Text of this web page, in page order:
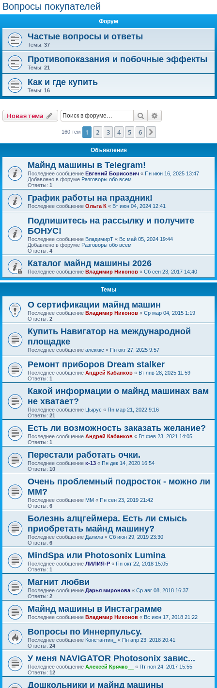
Вопросы покупателей
Форум
Частые вопросы и ответы
Темы: 37
Противопоказания и побочные эффекты
Темы: 21
Как и где купить
Темы: 16
Новая тема Поиск
160 тем 1 2 3 4 5 6
Объявления
Майнд машины в Telegram!
Последнее сообщение Евгений Борисович « Пн июн 16, 2025 13:47
Добавлено в форуме Разговоры обо всем
Ответы: 1
График работы на праздник!
Последнее сообщение Ольга К « Вт июн 04, 2024 12:41
Подпишитесь на рассылку и получите
БОНУС!
Последнее сообщение ВладимирТ « Вс май 05, 2024 19:44
Добавлено в форуме Разговоры обо всем
Ответы: 4
Каталог майнд машины 2026
Последнее сообщение Владимир Никонов « Сб сен 23, 2017 14:40
Темы
О сертификации майнд машин
Последнее сообщение Владимир Никонов « Ср мар 04, 2015 1:19
Ответы: 2
Купить Навигатор на международной
площадке
Последнее сообщение алекккс « Пн окт 27, 2025 9:57
Ремонт приборов Dream stalker
Последнее сообщение Андрей Кабанков « Вт янв 28, 2025 11:59
Ответы: 1
Какой информации о майнд машинах вам
не хватает?
Последнее сообщение Цырус « Пн мар 21, 2022 9:16
Ответы: 21
Есть ли возможность заказать желание?
Последнее сообщение Андрей Кабанков « Вт фев 23, 2021 14:05
Ответы: 1
Перестали работать очки.
Последнее сообщение к-13 « Пн дек 14, 2020 16:54
Ответы: 10
Очень проблемный подросток - можно ли
ММ?
Последнее сообщение ММ « Пн сен 23, 2019 21:42
Ответы: 6
Болезнь алцгеймера. Есть ли смысь
приобретать майнд машину?
Последнее сообщение Далила « Сб июн 29, 2019 23:30
Ответы: 6
MindSpa или Photosonix Lumina
Последнее сообщение ЛИЛИЯ-Р « Пн окт 22, 2018 15:05
Ответы: 1
Магнит любви
Последнее сообщение Дарья миронова « Ср авг 08, 2018 16:37
Ответы: 2
Майнд машины в Инстаграмме
Последнее сообщение Владимир Никонов « Вс июн 17, 2018 21:22
Вопросы по Иннерпульсу.
Последнее сообщение Константин_ « Пн апр 23, 2018 20:41
Ответы: 24
У меня NAVIGATOR Photosonix завис...
Последнее сообщение Алексей Крячко__ « Пт ноя 24, 2017 15:55
Ответы: 12
Дошкольники и майнд машины